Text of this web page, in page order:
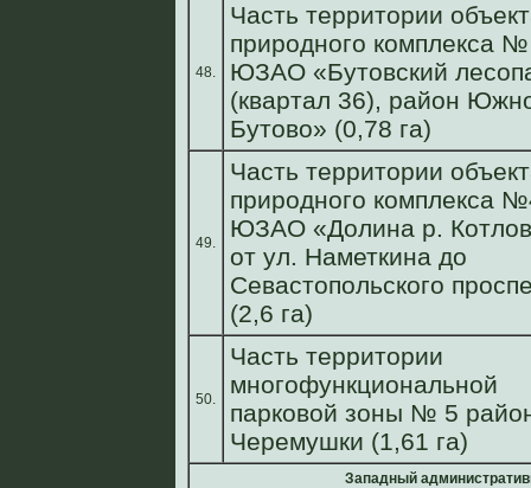
48.
Часть территории
природного комплекса
ЮЗАО «Бутовский
(квартал 36), район
Бутово» (0,78 га)
49.
Часть территории
природного комплекса
ЮЗАО «Долина р.
от ул. Наметкина до
Севастопольского
(2,6 га)
50.
Часть территории
многофункциональной
парковой зоны № 5
Черемушки (1,61 га)
Западный